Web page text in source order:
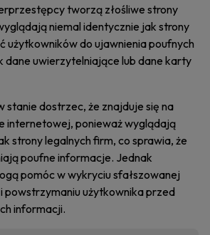
tworzą złośliwe strony
niemal identycznie jak strony
użytkowników do ujawnienia poufnych
dane uwierzytelniające lub dane karty
stanie dostrzec, że znajduje się na
internetowej, ponieważ wyglądają
strony legalnych firm, co sprawia, że
poufne informacje. Jednak
pomóc w wykryciu sfałszowanej
powstrzymaniu użytkownika przed
informacji.